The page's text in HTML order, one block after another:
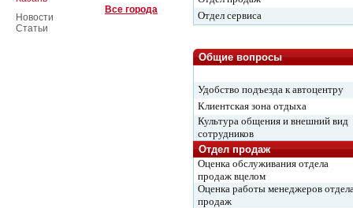
Все города
Новости
Статьи
Отдел сервиса
Общие вопросы
Удобство подъезда к автоцентру
Клиентская зона отдыха
Культура общения и внешний вид
сотрудников
Отдел продаж
Оценка обслуживания отдела
продаж вцелом
Оценка работы менеджеров
продаж